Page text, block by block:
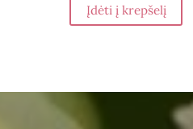
Įdėti į krepšelį